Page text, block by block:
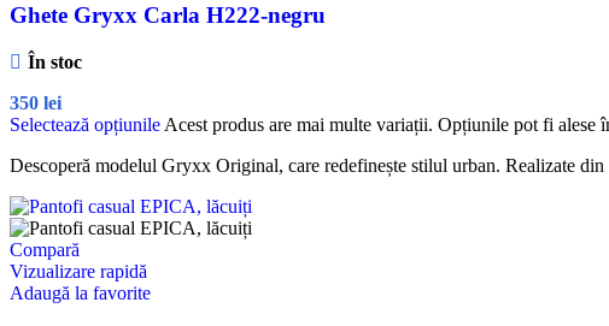
Ghete Gryxx Carla H222-negru
În stoc
350 lei
Selectează opțiunile Acest produs are mai multe variații. Opțiunile pot fi alese
Descoperă modelul Gryxx Original, care redefinește stilul urban. Realizate
Compară
Vizualizare rapidă
Adaugă la favorite